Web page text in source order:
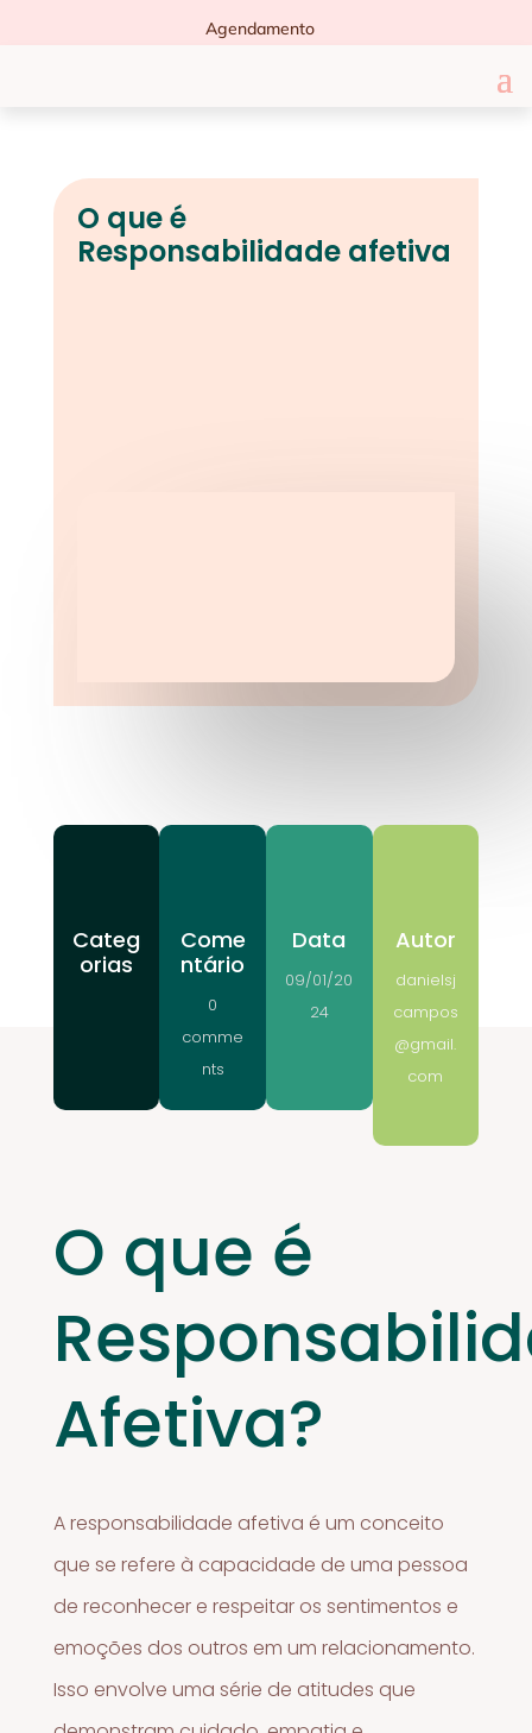
Agendamento
O que é
Responsabilidade afetiva
Categ
orias
Come
ntário
0
comme
nts
Data
09/01/20
24
Autor
danielsj
campos
@gmail.
com
O que é
Afetiva?
A responsabilidade afetiva é um conceito
que se refere à capacidade de uma pessoa
de reconhecer e respeitar os sentimentos e
emoções dos outros em um relacionamento.
Isso envolve uma série de atitudes que